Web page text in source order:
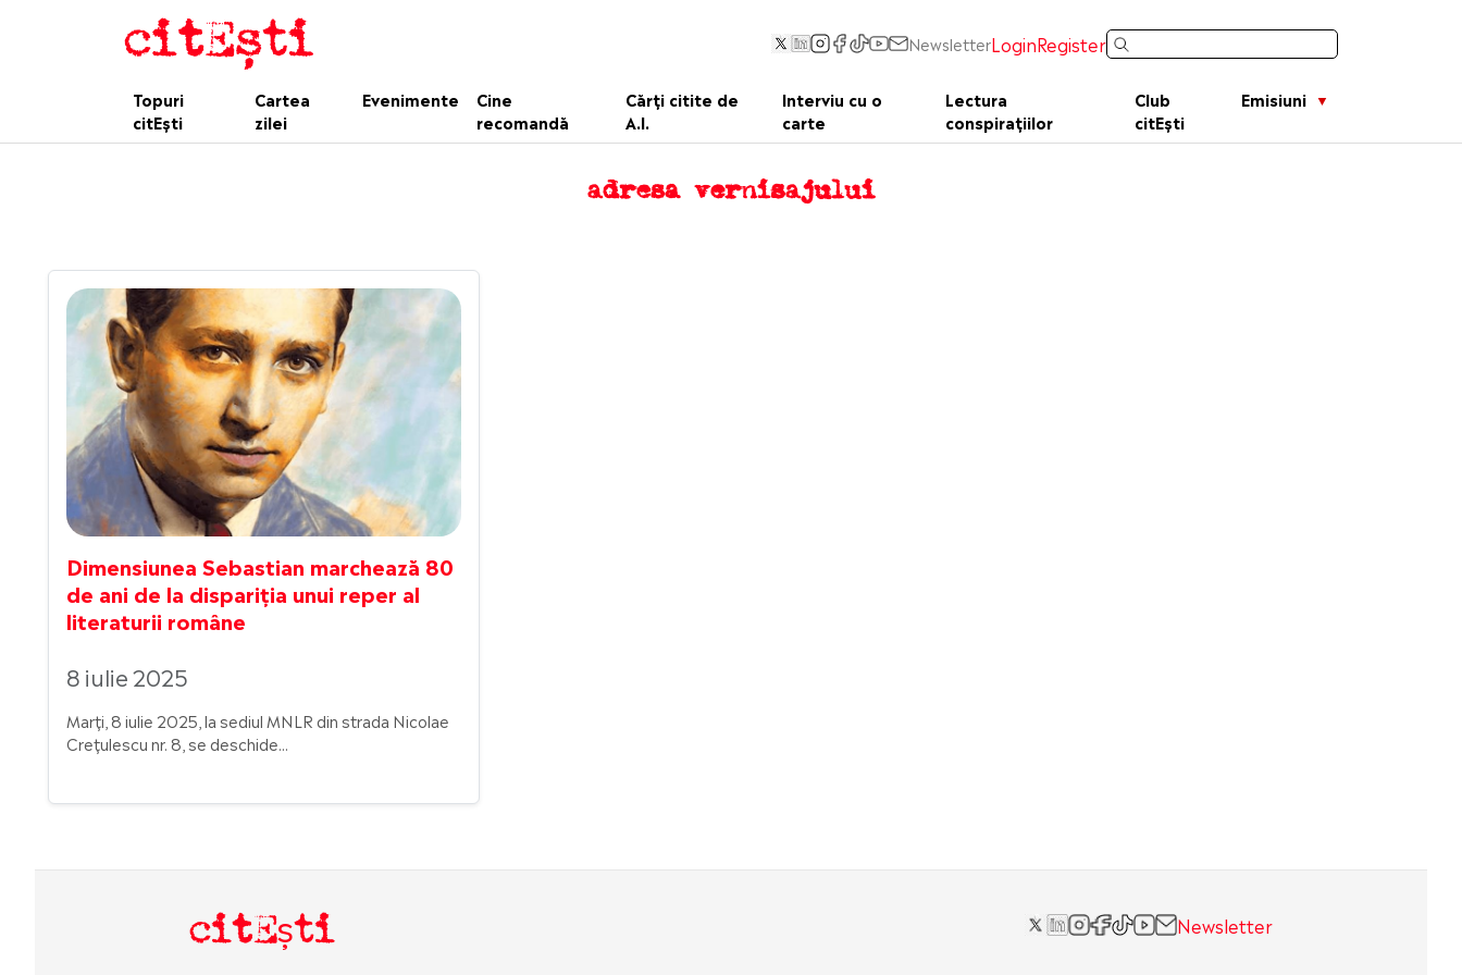
NewsletterLoginRegister
Topuri
citEști
Cartea
zilei
Evenimente
Cine
recomandă
Cărți citite de
A.I.
Interviu cu o
carte
Lectura
conspirațiilor
Club
citEști
Emisiuni
adresa vernisajului
Dimensiunea Sebastian marchează 80
de ani de la dispariția unui reper al
literaturii române
8 iulie 2025
Marți, 8 iulie 2025, la sediul MNLR din strada Nicolae
Crețulescu nr. 8, se deschide...
citEști Newsletter